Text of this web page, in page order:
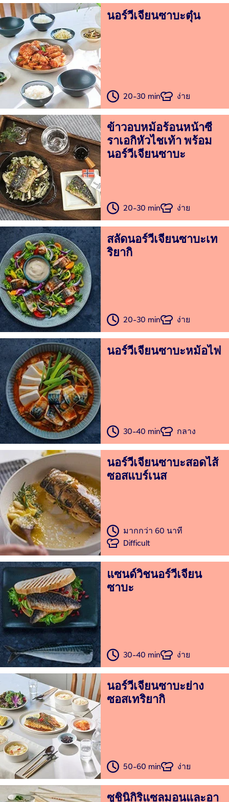
นอร์วีเจียนซาบะตุ๋น
20-30 min ง่าย
ข้าวอบหม้อร้อนหน้าซี
ราเอกิหัวไชเท้า พร้อม
นอร์วีเจียนซาบะ
20-30 min ง่าย
สลัดนอร์วีเจียนซาบะเท
ริยากิ
20-30 min ง่าย
นอร์วีเจียนซาบะหม้อไฟ
30-40 min กลาง
นอร์วีเจียนซาบะสอดไส้
ซอสแบร์เนส
มากกว่า 60 นาที
Difficult
แซนด์วิชนอร์วีเจียน
ซาบะ
30-40 min ง่าย
นอร์วีเจียนซาบะย่าง
ซอสเทริยากิ
50-60 min ง่าย
ซูชินิกิริแซลมอนและอา